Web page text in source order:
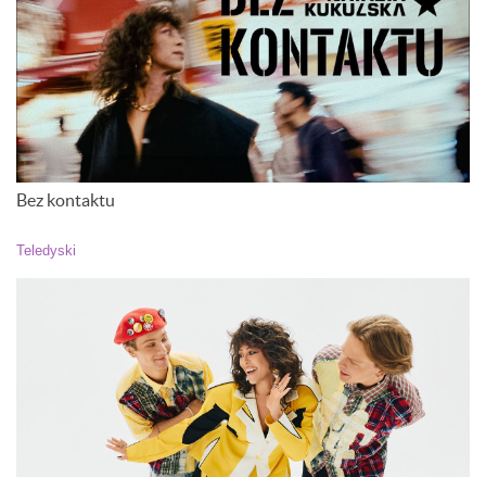
Bez kontaktu
Teledyski